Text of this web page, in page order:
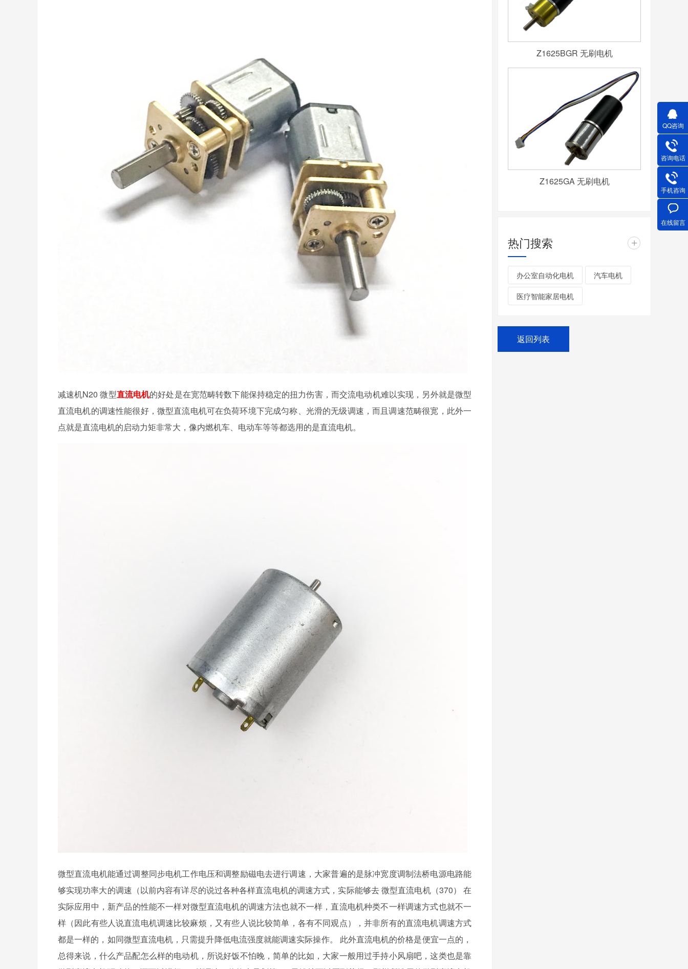
减速机N20 微型直流电机的好处是在宽范畴转数下能保持稳定的扭力伤害，而交流电动机难以实现，另外就是微型
直流电机的调速性能很好，微型直流电机可在负荷环境下完成匀称、光滑的无级调速，而且调速范畴很宽，此外一
点就是直流电机的启动力矩非常大，像内燃机车、电动车等等都选用的是直流电机。
微型直流电机能通过调整同步电机工作电压和调整励磁电去进行调速，大家普遍的是脉冲宽度调制法桥电源电路能
够实现功率大的调速（以前内容有详尽的说过各种各样直流电机的调速方式，实际能够去 微型直流电机（370） 在
实际应用中，新产品的性能不一样对微型直流电机的调速方法也就不一样，直流电机种类不一样调速方式也就不一
样（因此有些人说直流电机调速比较麻烦，又有些人说比较简单，各有不同观点），并非所有的直流电机调速方式
都是一样的，如同微型直流电机，只需提升降低电流强度就能调速实际操作。 此外直流电机的价格是便宜一点的，
总得来说，什么产品配怎么样的电动机，所说好饭不怕晚，简单的比如，大家一般用过手持小风扇吧，这类也是靠
Z1625BGR 无刷电机
Z1625GA 无刷电机
热门搜索 +
办公室自动化电机 汽车电机
医疗智能家居电机
返回列表
QQ咨询
咨询电话
手机咨询
在线留言